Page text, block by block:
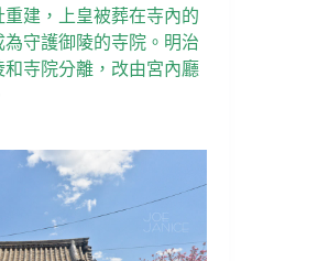
建，上皇被葬在寺內的
守護御陵的寺院。明治
寺院分離，改由宮內廳